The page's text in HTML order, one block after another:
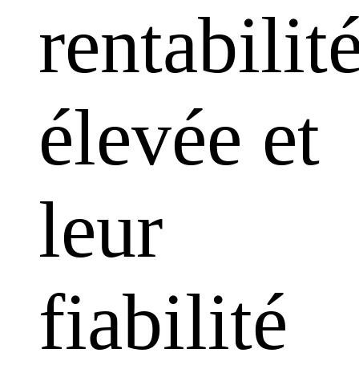
élevée et
leur
fiabilité